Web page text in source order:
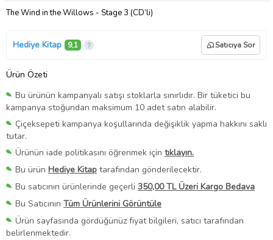
The Wind in the Willows - Stage 3 (CD’li)
Hediye Kitap 9,1 Satıcıya Sor
Ürün Özeti
Bu ürünün kampanyalı satışı stoklarla sınırlıdır. Bir tüketici bu
kampanya stoğundan maksimum 10 adet satın alabilir.
Çiçeksepeti kampanya koşullarında değişiklik yapma hakkını saklı
tutar.
Ürünün iade politikasını öğrenmek için tıklayın.
Bu ürün Hediye Kitap tarafından gönderilecektir.
Bu satıcının ürünlerinde geçerli 350,00 TL Üzeri Kargo Bedava
Bu Satıcının Tüm Ürünlerini Görüntüle
Ürün sayfasında gördüğünüz fiyat bilgileri, satıcı tarafından
belirlenmektedir.